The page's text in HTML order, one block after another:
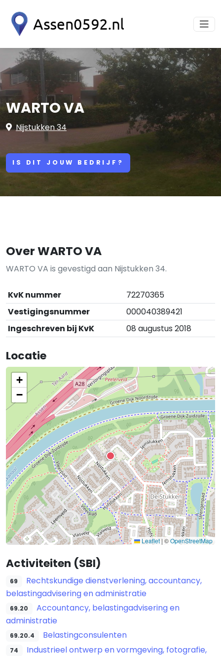
WARTO VA
Nijstukken 34
IS DIT JOUW BEDRIJF?
Over WARTO VA
WARTO VA is gevestigd aan Nijstukken 34.
KvK nummer
72270365
Vestigingsnummer
000040389421
Ingeschreven bij KvK
08 augustus 2018
Locatie
+
−
Leaflet | ©OpenStreetMap
Activiteiten (SBI)
69
Rechtskundige dienstverlening, accountancy,
belastingadvisering en administratie
69.20
Accountancy, belastingadvisering en
administratie
69.20.4 Belastingconsulenten
74
Industrieel ontwerp en vormgeving, fotografie,